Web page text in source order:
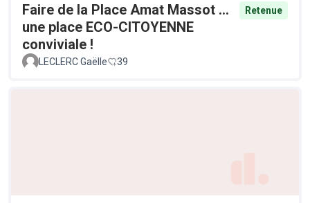
Faire de la Place Amat Massot ...
une place ECO-CITOYENNE
conviviale !
Retenue
LECLERC Gaëlle 39